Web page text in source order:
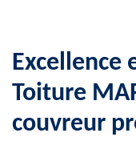
Excellence
Toiture
couvreur